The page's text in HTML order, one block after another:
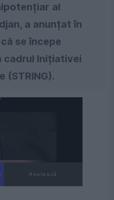
al
a anunțat în
se începe
cadrul Inițiativei
(STRING).
Anulează